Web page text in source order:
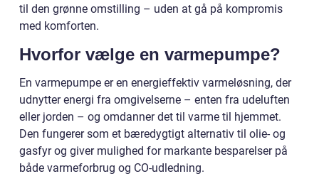
til den grønne omstilling – uden at gå på kompromis
med komforten.
Hvorfor vælge en varmepumpe?
En varmepumpe er en energieffektiv varmeløsning, der
udnytter energi fra omgivelserne – enten fra udeluften
eller jorden – og omdanner det til varme til hjemmet.
Den fungerer som et bæredygtigt alternativ til olie- og
gasfyr og giver mulighed for markante besparelser på
både varmeforbrug og CO-udledning.